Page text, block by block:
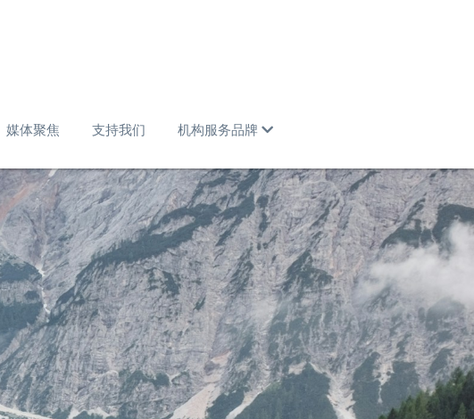
媒体聚焦 支持我们 机构服务品牌